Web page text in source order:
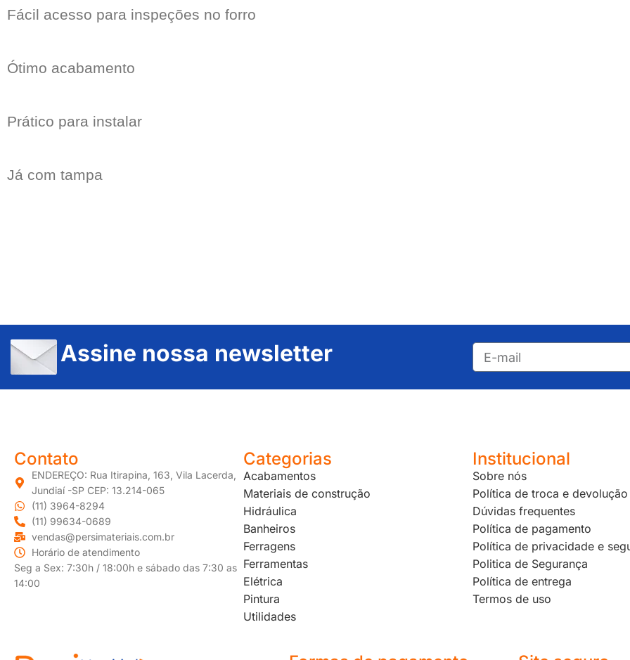
Fácil acesso para inspeções no forro
Ótimo acabamento
Prático para instalar
Já com tampa
Assine nossa newsletter
Contato
ENDEREÇO: Rua Itirapina, 163, Vila Lacerda,
Jundiaí -SP CEP: 13.214-065
(11) 3964-8294
(11) 99634-0689
vendas@persimateriais.com.br
Horário de atendimento
Seg a Sex: 7:30h / 18:00h e sábado das 7:30 as
14:00
Categorias
Acabamentos
Materiais de construção
Hidráulica
Banheiros
Ferragens
Ferramentas
Elétrica
Pintura
Utilidades
Institucional
Sobre nós
Política de troca e devolução
Dúvidas frequentes
Política de pagamento
Política de privacidade e
Politica de Segurança
Política de entrega
Termos de uso